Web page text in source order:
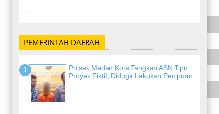
-
PEMERINTAH DAERAH
Polsek Medan Kota Tangkap ASN Tipu
Proyek Fiktif, Diduga Lakukan Penipuan